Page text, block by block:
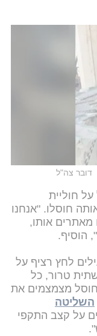
דובר צה"ל
חוליית
חוסלו. "אנחנו
מאתרים אותו,
הוסיף.
לחץ רציף על
טרור, כל
מצמצמים את
השליטה
על קצב התקפי